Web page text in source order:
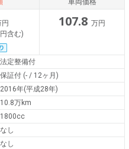
含む)
車両価格
107.8 万円
法定整備付
保証付 (- / 12ヶ月)
2016年(平成28年)
10.8万km
1800cc
なし
なし